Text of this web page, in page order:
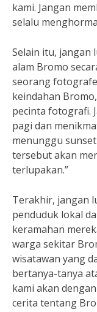
kami. Jangan
selalu
Selain itu, jangan
alam Bromo
seorang
keindahan
pecinta fotografi.
pagi dan
menunggu
tersebut akan
terlupakan.”
Terakhir, jangan
penduduk lokal
keramahan
warga sekitar
wisatawan yang
bertanya-tanya
kami akan
cerita tentang